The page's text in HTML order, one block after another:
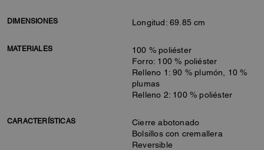
DIMENSIONES Longitud: 69.85 cm
MATERIALES
100 % poliéster
Forro: 100 % poliéster
Relleno 1: 90 % plumón, 10 %
plumas
Relleno 2: 100 % poliéster
CARACTERÍSTICAS
Cierre abotonado
Bolsillos con cremallera
Reversible